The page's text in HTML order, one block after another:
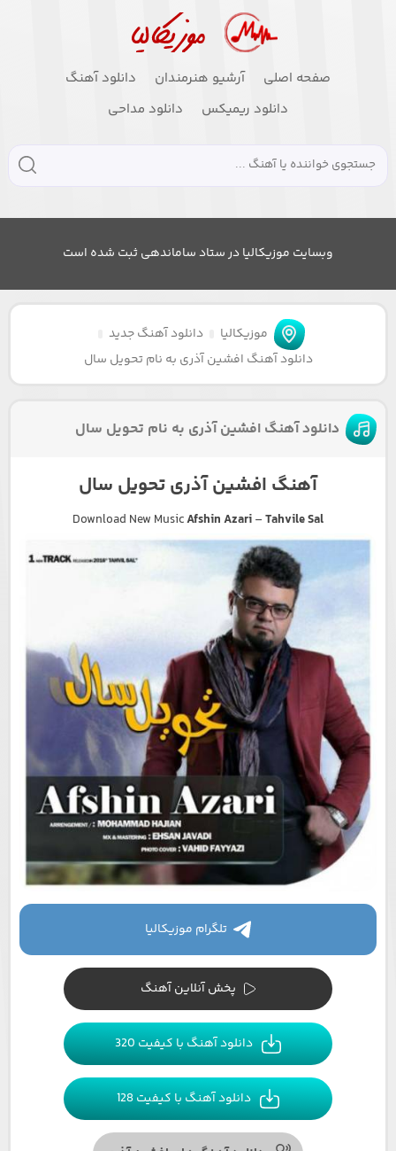
صفحه اصلی آرشیو هنرمندان
دانلود آهنگ
دانلود ریمیکس
دانلود مداحی
وبسایت موزیکالیا در ستاد ساماندهی ثبت شده است
موزیکالیا
دانلود آهنگ جدید
دانلود آهنگ افشین آذری به نام تحویل سال
دانلود آهنگ افشین آذری به نام تحویل سال
آهنگ افشین آذری تحویل سال
Download New MusicAfshin Azari–Tahvile Sal
تلگرام موزیکالیا
پخش آنلاین آهنگ
دانلود آهنگ با کیفیت 320
دانلود آهنگ با کیفیت 128